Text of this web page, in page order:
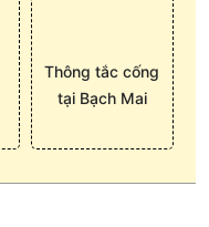
Thông tắc cống
tại Bạch Mai